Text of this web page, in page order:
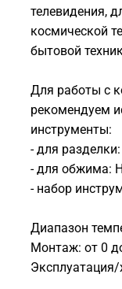
телевидения,
космической
бытовой
Для работы с
рекомендуем
инструменты:
- для разделки:
- для обжима:
- набор
Диапазон
Монтаж: от 0
Эксплуатация/